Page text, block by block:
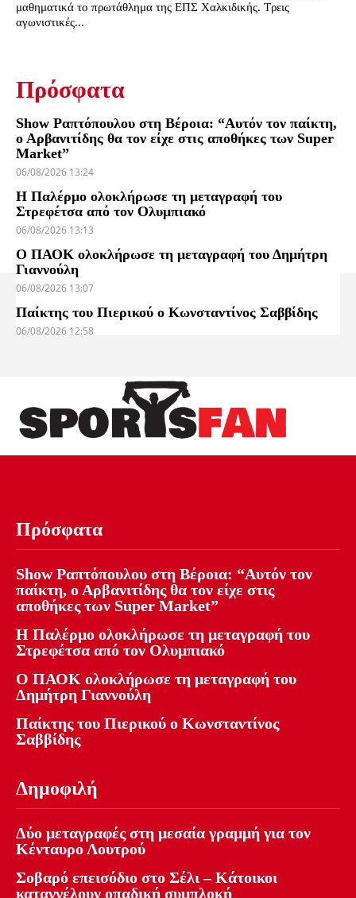
μαθηματικά το πρωτάθλημα της ΕΠΣ Χαλκιδικής. Τρεις
αγωνιστικές...
Πρόσφατα
Show Ραπτόπουλου στη Βέροια: “Αυτόν τον παίκτη,
ο Αρβανιτίδης θα τον είχε στις αποθήκες των Super
Market”
06/08/2026 13:24
Η Παλέρμο ολοκλήρωσε τη μεταγραφή του
Στρεφέτσα από τον Ολυμπιακό
06/08/2026 13:13
Ο ΠΑΟΚ ολοκλήρωσε τη μεταγραφή του Δημήτρη
Γιαννούλη
06/08/2026 13:07
Παίκτης του Πιερικού ο Κωνσταντίνος Σαββίδης
06/08/2026 12:58
Πρόσφατα
Show Ραπτόπουλου στη Βέροια: “Αυτόν τον
παίκτη, ο Αρβανιτίδης θα τον είχε στις
αποθήκες των Super Market”
Η Παλέρμο ολοκλήρωσε τη μεταγραφή του
Στρεφέτσα από τον Ολυμπιακό
Ο ΠΑΟΚ ολοκλήρωσε τη μεταγραφή του
Δημήτρη Γιαννούλη
Παίκτης του Πιερικού ο Κωνσταντίνος
Σαββίδης
Δημοφιλή
Δύο μεταγραφές στη μεσαία γραμμή για τον
Κένταυρο Λουτρού
Σοβαρό επεισόδιο στο Σέλι – Κάτοικοι
καταγγέλουν οπαδική συμπλοκή